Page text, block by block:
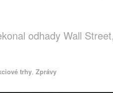
odhady Wall
trhy, Zprávy